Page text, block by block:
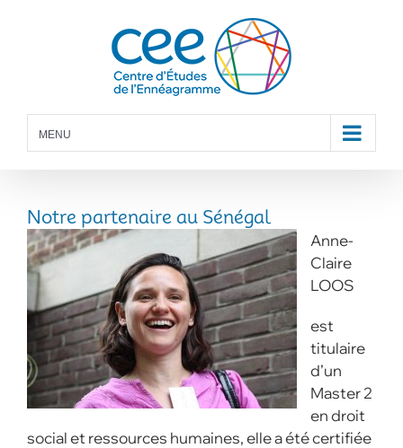
MENU
Notre partenaire au Sénégal
Anne-
Claire
LOOS
est
titulaire
d’un
Master 2
en droit
social et ressources humaines, elle a été certifiée